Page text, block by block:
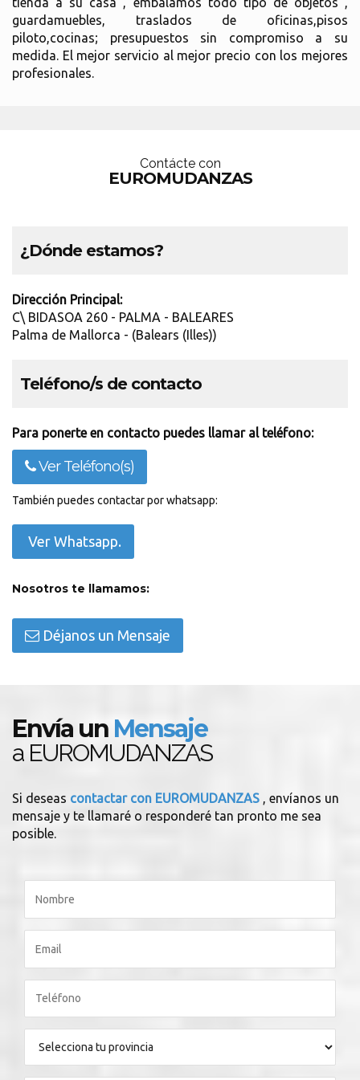
guardamuebles, traslados de oficinas,pisos
piloto,cocinas; presupuestos sin compromiso a su
medida. El mejor servicio al mejor precio con los mejores
profesionales.
Contácte con
EUROMUDANZAS
¿Dónde estamos?
Dirección Principal:
C\ BIDASOA 260 - PALMA - BALEARES
Palma de Mallorca - (Balears (Illes))
Teléfono/s de contacto
Para ponerte en contacto puedes llamar al teléfono:
Ver Teléfono(s)
También puedes contactar por whatsapp:
Ver Whatsapp.
Nosotros te llamamos:
Déjanos un Mensaje
Envía un Mensaje
a EUROMUDANZAS
Si deseas contactar con EUROMUDANZAS , envíanos un
mensaje y te llamaré o responderé tan pronto me sea
posible.